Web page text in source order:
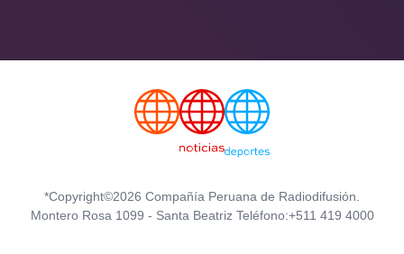
*Copyright©2026 Compañía Peruana de Radiodifusión.
Montero Rosa 1099 - Santa Beatriz Teléfono:+511 419 4000